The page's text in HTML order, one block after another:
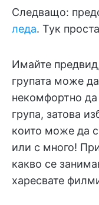
Следващо:
леда. Тук
Имайте
групата може
некомфортно
група, затова
които може да
или с много!
какво се
харесвате